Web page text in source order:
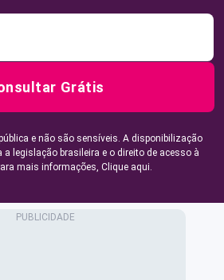
Grátis
e não são sensíveis. A disponibilização
legislação brasileira e o direito de acesso à
mais informações, Clique aqui.